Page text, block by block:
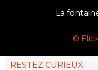
La
©
RESTEZ CURIEUX.